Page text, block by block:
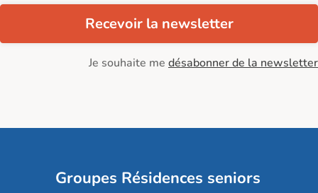
Recevoir la newsletter
Je souhaite me désabonner de la newsletter
Groupes Résidences seniors